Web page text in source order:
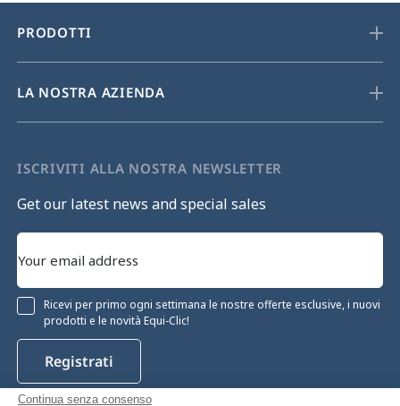
Continua senza consenso
PRODOTTI
LA NOSTRA AZIENDA
ISCRIVITI ALLA NOSTRA NEWSLETTER
Get our latest news and special sales
Ricevi per primo ogni settimana le nostre offerte esclusive, i nuovi
prodotti e le novità Equi-Clic!
Registrati